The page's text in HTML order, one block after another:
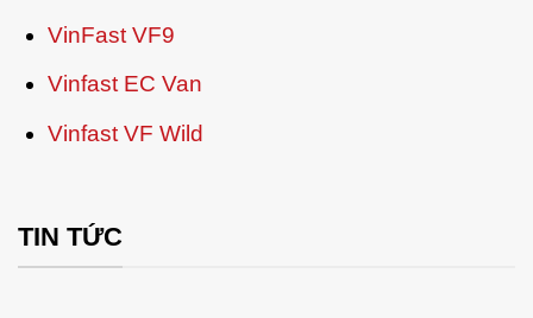
VinFast VF9
Vinfast EC Van
Vinfast VF Wild
TIN TỨC